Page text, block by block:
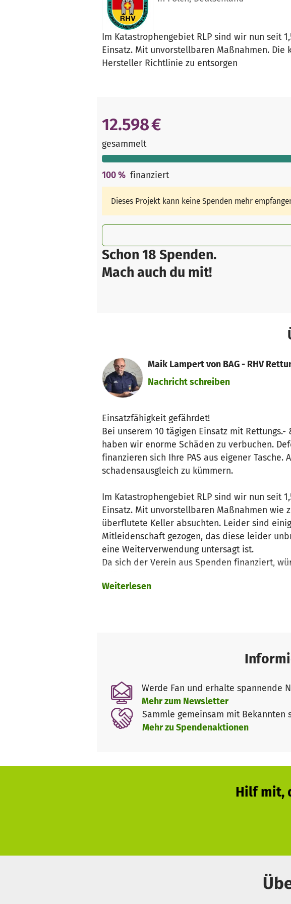
Im Katastrophengebiet RLP sind wir nun seit
Einsatz. Mit unvorstellbaren Maßnahmen.
Hersteller Richtlinie zu entsorgen
Schon 18 Spenden.
Mach auch du mit!
12.598 €
gesammelt
100% finanziert
Dieses Projekt kann keine Spenden mehr
Maik Lampert von BAG - RHV
Nachricht schreiben
Einsatzfähigkeit gefährdet!
Bei unserem 10 tägigen Einsatz mit
haben wir enorme Schäden zu verbuchen.
finanzieren sich Ihre PAS aus eigener
schadensausgleich zu kümmern.
Im Katastrophengebiet RLP sind wir nun seit
Einsatz. Mit unvorstellbaren Maßnahmen wie
überflutete Keller absuchten. Leider sind
Mitleidenschaft gezogen, das diese leider
eine Weiterverwendung untersagt ist.
Da sich der Verein aus Spenden finanziert,
Weiterlesen
Werde Fan und erhalte spannende
Mehr zum Newsletter
Sammle gemeinsam mit
Mehr zu Spendenaktionen
Hilf mit,